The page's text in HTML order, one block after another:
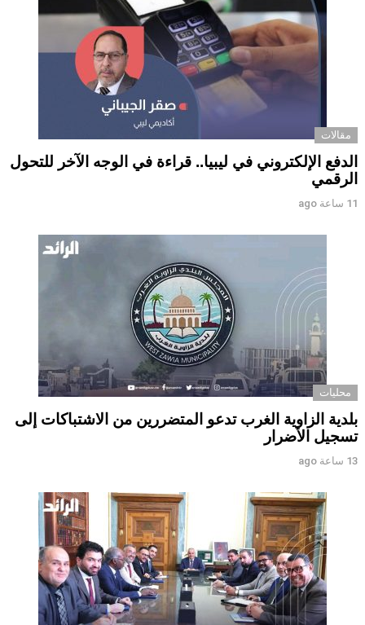
مقالات
الدفع الإلكتروني في ليبيا.. قراءة في الوجه الآخر للتحول
الرقمي ‏
11 ساعة ago
محليات
بلدية الزاوية الغرب تدعو المتضررين من الاشتباكات إلى
تسجيل الأضرار
13 ساعة ago